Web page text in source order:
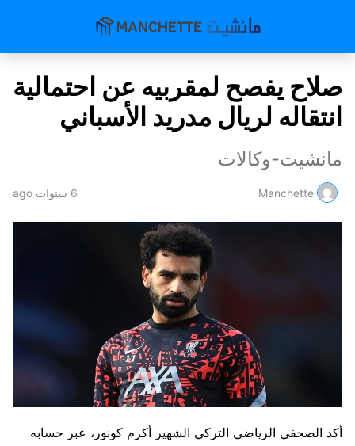
صلاح يفصح لمقربيه عن احتمالية
انتقاله لريال مدريد الأسباني
مانشيت-وكالات
Manchette 6 سنوات ago
أكد الصحفي الرياضي التركي الشهير أكرم كونور، عبر حسابه